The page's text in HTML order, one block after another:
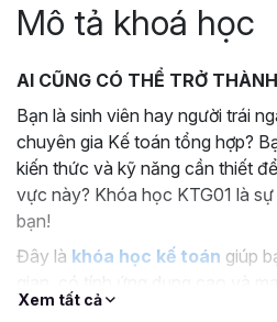
Mô tả khoá học
AI CŨNG CÓ THỂ TRỞ
Bạn là sinh viên hay người trái
chuyên gia Kế toán tổng hợp?
kiến thức và kỹ năng cần thiết
vực này? Khóa học KTG01 là
bạn!
Đây là khóa học kế toán giúp
thức cho người học.
Xem tất cả